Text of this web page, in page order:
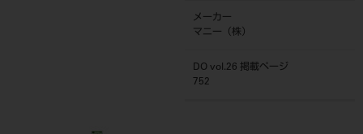
メーカー
マニー（株）
DO vol.26 掲載ページ
752